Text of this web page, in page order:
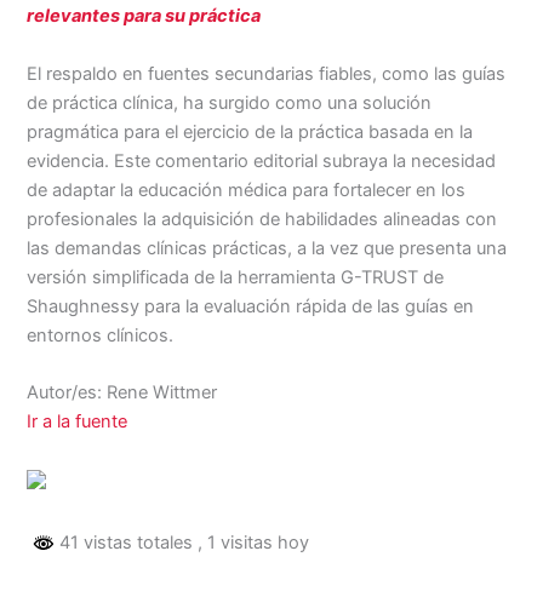
relevantes para su práctica
El respaldo en fuentes secundarias fiables, como las guías
de práctica clínica, ha surgido como una solución
pragmática para el ejercicio de la práctica basada en la
evidencia. Este comentario editorial subraya la necesidad
de adaptar la educación médica para fortalecer en los
profesionales la adquisición de habilidades alineadas con
las demandas clínicas prácticas, a la vez que presenta una
versión simplificada de la herramienta G-TRUST de
Shaughnessy para la evaluación rápida de las guías en
entornos clínicos.
Autor/es: Rene Wittmer
Ir a la fuente
41 vistas totales , 1 visitas hoy